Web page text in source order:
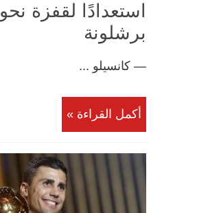
استعدادًا لقفزة نحو
برشلونة
— كانسيلو ...
أكمل القراءة »